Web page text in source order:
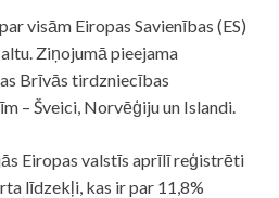
visām Eiropas Savienības (ES)
Ziņojumā pieejama
Brīvās tirdzniecības
– Šveici, Norvēģiju un Islandi.
Eiropas valstīs aprīlī reģistrēti
līdzekļi, kas ir par 11,8%